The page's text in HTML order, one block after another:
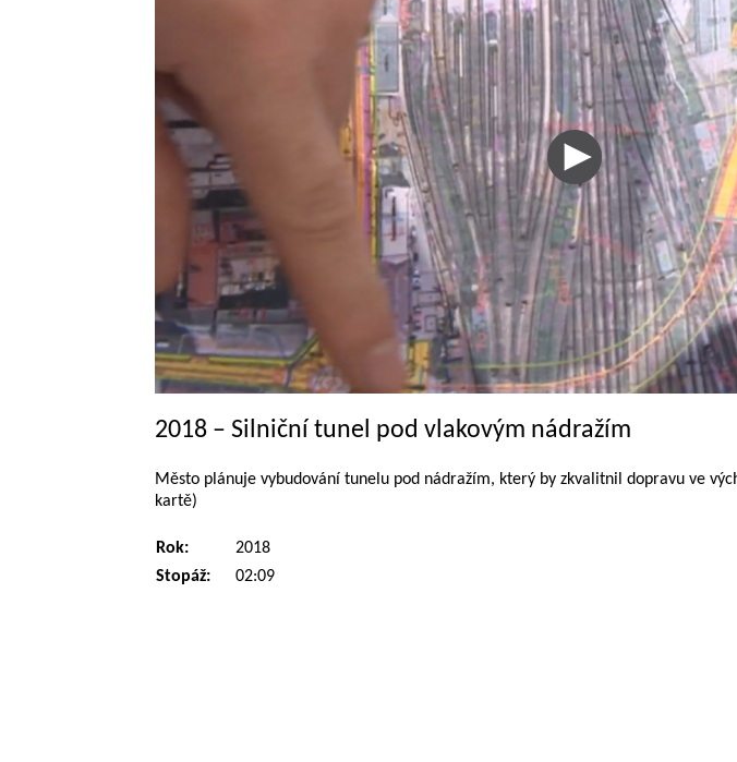
2018 – Silniční tunel pod vlakovým nádražím
Město plánuje vybudování tunelu pod nádražím, který by zkvalitnil dopravu ve
kartě)
Rok:
2018
Stopáž:
02:09